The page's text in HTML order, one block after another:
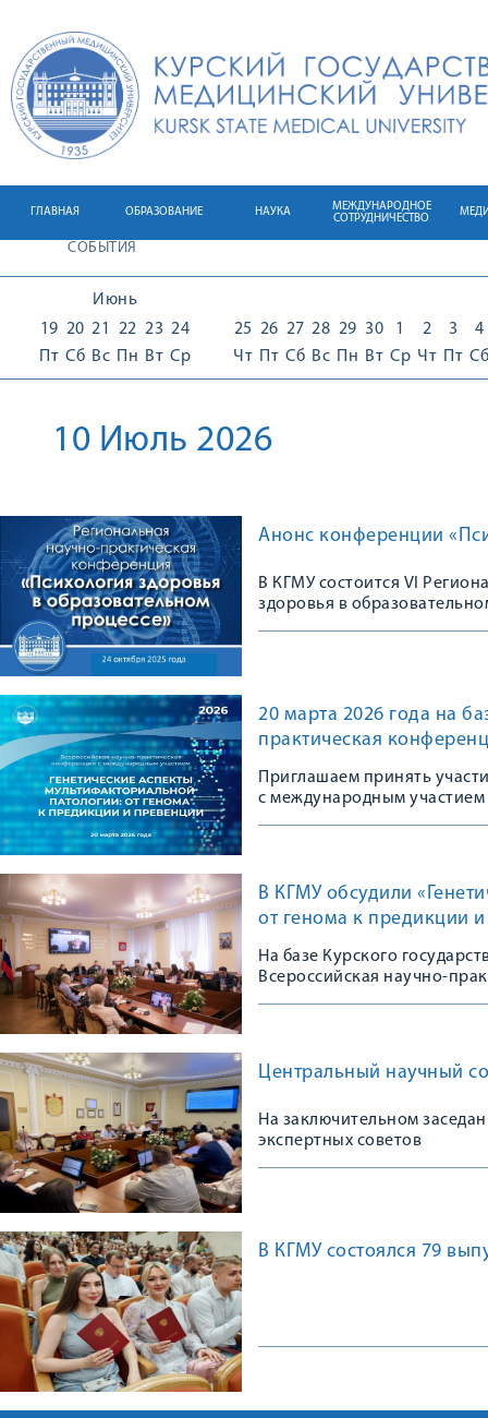
ГЛАВНАЯ ОБРАЗОВАНИЕ НАУКА
МЕЖДУНАРОДНОЕ
СОТРУДНИЧЕСТВО
СОБЫТИЯ
Июнь
19
Пт
20
Сб
21
Вс
22
Пн
23
Вт
24
Ср
25
Чт
26
Пт
27
Сб
28
Вс
29
Пн
30
Вт
1
Ср
2
Чт
3
Пт
4
Сб
10 Июль 2026
Анонс конференции
В КГМУ состоится VI
здоровья в
20 марта 2026 года на
практическая
Приглашаем принять
с международным участием
В КГМУ обсудили
от генома к предикции
На базе Курского
Всероссийская научно-
Центральный научный
На заключительном
экспертных советов
В КГМУ состоялся 79